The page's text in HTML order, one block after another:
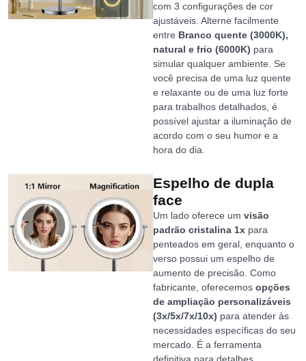
com 3 configurações de cor
ajustáveis. Alterne facilmente
entre Branco quente (3000K),
natural e frio (6000K) para
simular qualquer ambiente. Se
você precisa de uma luz quente
e relaxante ou de uma luz forte
para trabalhos detalhados, é
possível ajustar a iluminação de
acordo com o seu humor e a
hora do dia.
Espelho de dupla
face
Um lado oferece um visão
padrão cristalina 1x para
penteados em geral, enquanto o
verso possui um espelho de
aumento de precisão. Como
fabricante, oferecemos opções
de ampliação personalizáveis
(3x/5x/7x/10x) para atender às
necessidades específicas do seu
mercado. É a ferramenta